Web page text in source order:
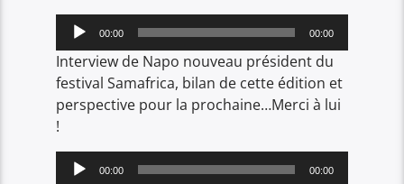
Lecteur
audio
00:00 00:00
Interview de Napo nouveau président du
festival Samafrica, bilan de cette édition et
perspective pour la prochaine…Merci à lui
!
Lecteur 00:00 00:00